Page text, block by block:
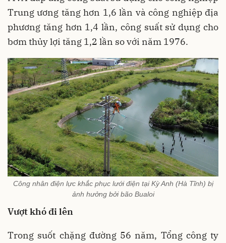
Trung ương tăng hơn 1,6 lần và công nghiệp địa
phương tăng hơn 1,4 lần, công suất sử dụng cho
bơm thủy lợi tăng 1,2 lần so với năm 1976.
Công nhân điện lực khắc phục lưới điện tại Kỳ Anh (Hà Tĩnh) bị
ảnh hưởng bởi bão Bualoi
Vượt khó đi lên
Trong suốt chặng đường 56 năm, Tổng công ty